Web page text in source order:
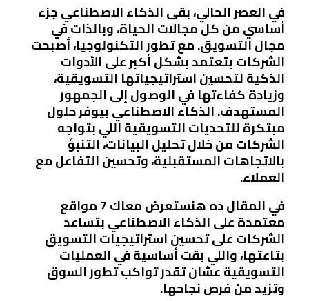
في العصر الحالي، بقى الذكاء الاصطناعي جزء
أساسي من كل مجالات الحياة، وبالذات في
مجال التسويق. مع تطور التكنولوجيا، أصبحت
الشركات بتعتمد بشكل أكبر على الأدوات
الذكية لتحسين استراتيجياتها التسويقية،
وزيادة كفاءتها في الوصول إلى الجمهور
المستهدف. الذكاء الاصطناعي بيوفر حلول
مبتكرة للتحديات التسويقية اللي بتواجه
الشركات من خلال تحليل البيانات، التنبؤ
بالاتجاهات المستقبلية، وتحسين التفاعل مع
العملاء.
في المقال ده هنستعرض معاك 7 مواقع
معتمدة على الذكاء الاصطناعي بتساعد
الشركات على تحسين استراتيجيات التسويق
بتاعتها، واللي بقت أساسية في العمليات
التسويقية عشان تقدر تواكب تطور السوق
وتزيد من فرص نجاحها.